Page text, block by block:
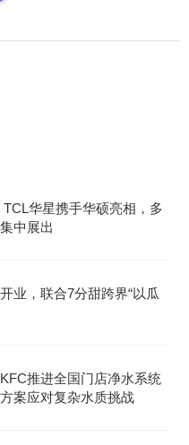
华星携手华硕亮相，多
中展出
业，联合7分甜跨界“以瓜
推进全国门店净水系统
案应对复杂水质挑战